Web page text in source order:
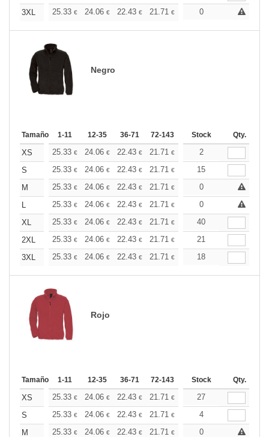
3XL
25.33 € 24.06 € 22.43 € 21.71 € 20.62 €
0
Negro
Tamaño 1-11 12-35 36-71 72-143 144-287 288 +
Stock Qty.
XS 25.33 € 24.06 € 22.43 € 21.71 € 20.62
2
S
25.33 € 24.06 € 22.43 € 21.71 € 20.62€
15
M
25.33 € 24.06 € 22.43 € 21.71 € 20.62 €
0
L
25.33 € 24.06 € 22.43 € 21.71 € 20.62 €
0
XL
25.33 € 24.06 € 22.43 € 21.71 € 20.62€
40
2XL
25.33 € 24.06 € 22.43 € 21.71 € 20.62
21
3XL
25.33 € 24.06 € 22.43 € 21.71 € 20.62€
18
Rojo
Tamaño 1-11 12-35 36-71 72-143 144-287 288 +
Stock Qty.
XS 25.33 € 24.06 € 22.43 € 21.71 € 20.62€
27
S
25.33 € 24.06 € 22.43 € 21.71 € 20.62
4
M
25.33 € 24.06 € 22.43 € 21.71 € 20.62 €
0